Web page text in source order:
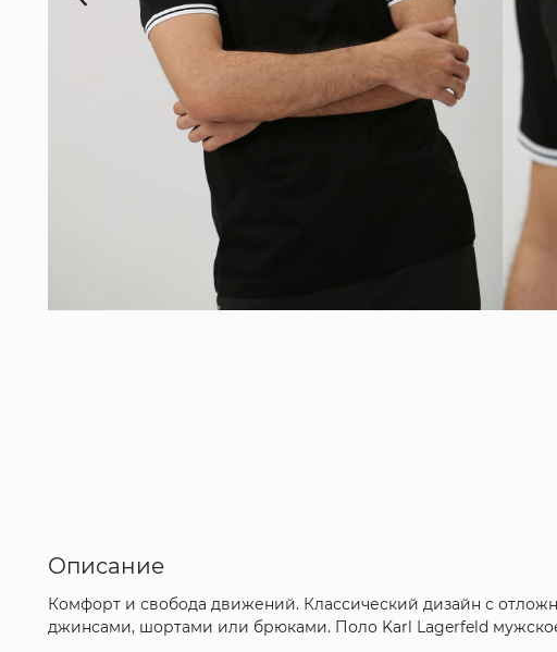
Описание
Комфорт и свобода движений. Классический дизайн с
джинсами, шортами или брюками. Поло Karl Lagerfeld мужское